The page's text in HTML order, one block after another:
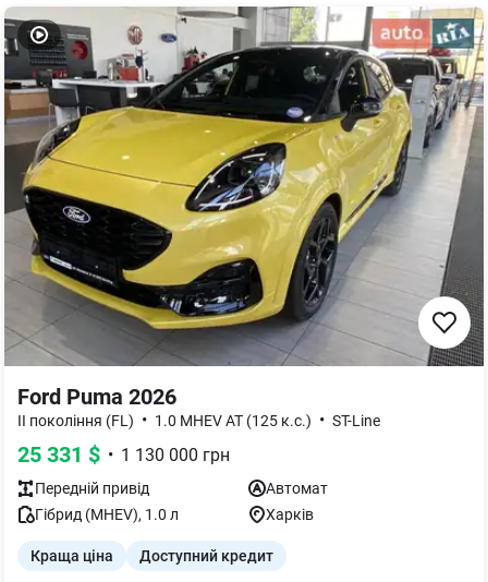
Ford Puma 2026
II покоління (FL) • 1.0 MHEV AT (125 к.с.) • ST-Line
25 331 $ • 1 130 000 грн
Передній привід
Автомат
Гібрид (MHEV), 1.0 л Харків
Краща ціна Доступний кредит